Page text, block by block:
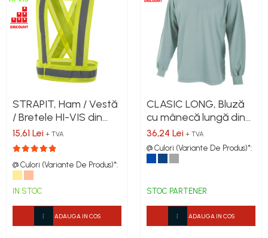
STRAPIT, Ham / Vestă
/ Bretele HI-VIS din
poliester
15,61 Lei + TVA
@ Culori (Variante De Produs)*:
IN STOC
ADAUGA IN COS
CLASIC LONG, Bluză
cu mânecă lungă din
bumbac, 150 g/mp
36,24 Lei + TVA
@ Culori (Variante De Produs)*:
STOC PARTENER
ADAUGA IN COS